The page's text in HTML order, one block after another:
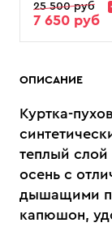
25 500 руб
7 650 руб
ОПИСАНИЕ
Куртка-
теплый слой
осень с
дышащими
капюшон,